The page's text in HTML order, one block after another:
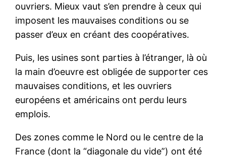
ouvriers. Mieux vaut s’en prendre à ceux qui
imposent les mauvaises conditions ou se
passer d’eux en créant des coopératives.
Puis, les usines sont parties à l’étranger, là où
la main d’oeuvre est obligée de supporter ces
mauvaises conditions, et les ouvriers
européens et américains ont perdu leurs
emplois.
Des zones comme le Nord ou le centre de la
France (dont la “diagonale du vide”) ont été